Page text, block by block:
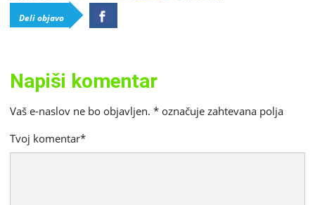
Deli objavo
Napiši komentar
Vaš e-naslov ne bo objavljen. * označuje zahtevana polja
Tvoj komentar*